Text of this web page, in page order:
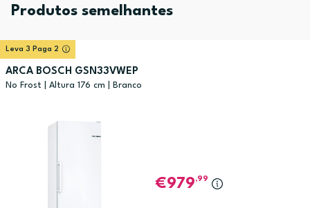
Produtos semelhantes
Leva 3 Paga 2
ARCA BOSCH GSN33VWEP
No Frost | Altura 176 cm | Branco
979,99